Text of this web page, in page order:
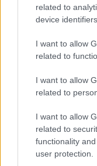
related to
device
I want to allow
related to
I want to allow
related to
I want to allow
related to
functionality
user protection.
, 8 Αυγούστου